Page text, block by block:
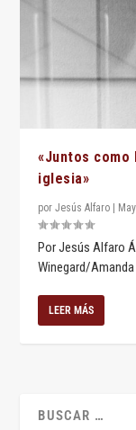
«Juntos como
iglesia»
porJesús Alfaro
Por Jesús Alfaro
Winegard/
LEER MÁS